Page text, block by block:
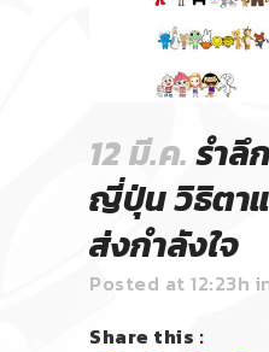
12 มี.ค.รำลึ
ญี่ปุ่น วิธิตา
ส่งกำลังใจ
Posted at 12:23h
Share this :